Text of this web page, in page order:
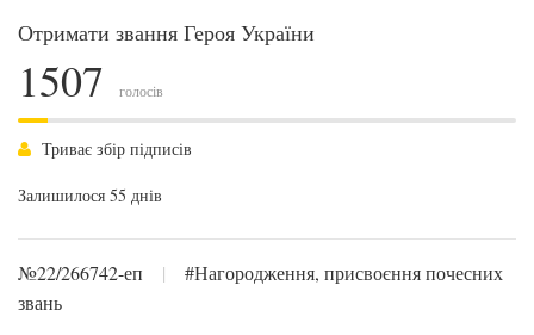
Отримати звання Героя України
1507 голосів
Триває збір підписів
Залишилося 55 днів
№22/266742-еп |
#Нагородження, присвоєння почесних
звань